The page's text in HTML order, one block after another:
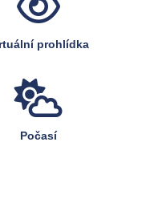
prohlídka
Počasí